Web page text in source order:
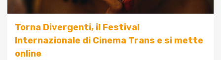
Torna Divergenti, il Festival
Internazionale di Cinema Trans e si mette
online